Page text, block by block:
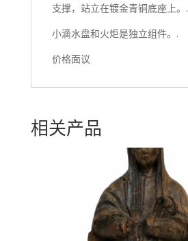
支撑，站立在镀金青铜底座上。.
小滴水盘和火炬是独立组件。.
价格面议
相关产品